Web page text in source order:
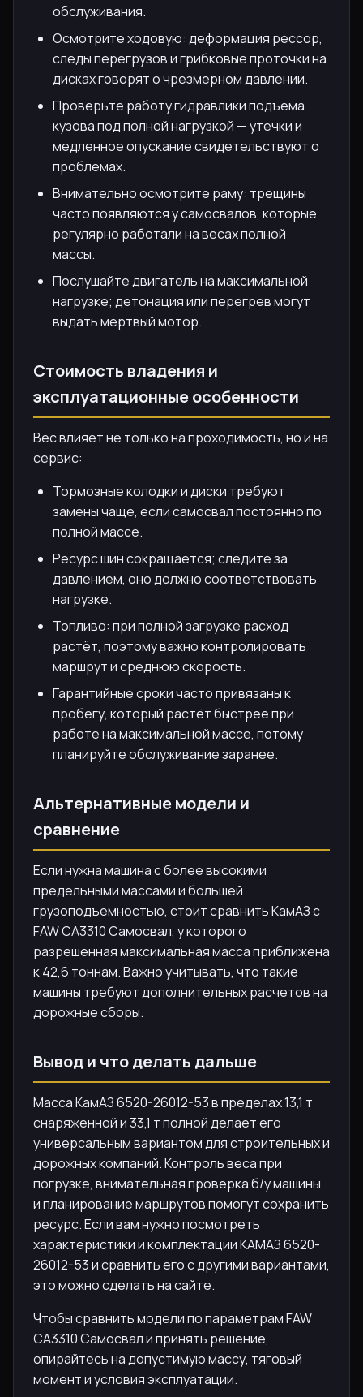
обслуживания.
Осмотрите ходовую: деформация рессор,
следы перегрузов и грибковые проточки на
дисках говорят о чрезмерном давлении.
Проверьте работу гидравлики подъема
кузова под полной нагрузкой — утечки и
медленное опускание свидетельствуют о
проблемах.
Внимательно осмотрите раму: трещины
часто появляются у самосвалов, которые
регулярно работали на весах полной
массы.
Послушайте двигатель на максимальной
нагрузке; детонация или перегрев могут
выдать мертвый мотор.
Стоимость владения и
эксплуатационные особенности
Вес влияет не только на проходимость, но и на
сервис:
Тормозные колодки и диски требуют
замены чаще, если самосвал постоянно по
полной массе.
Ресурс шин сокращается; следите за
давлением, оно должно соответствовать
нагрузке.
Топливо: при полной загрузке расход
растёт, поэтому важно контролировать
маршрут и среднюю скорость.
Гарантийные сроки часто привязаны к
пробегу, который растёт быстрее при
работе на максимальной массе, потому
планируйте обслуживание заранее.
Альтернативные модели и
сравнение
Если нужна машина с более высокими
предельными массами и большей
грузоподъемностью, стоит сравнить КамАЗ с
FAW CA3310 Самосвал, у которого
разрешенная максимальная масса приближена
к 42,6 тоннам. Важно учитывать, что такие
машины требуют дополнительных расчетов на
дорожные сборы.
Вывод и что делать дальше
Масса КамАЗ 6520-26012-53 в пределах 13,1 т
снаряженной и 33,1 т полной делает его
универсальным вариантом для строительных и
дорожных компаний. Контроль веса при
погрузке, внимательная проверка б/у машины
и планирование маршрутов помогут сохранить
ресурс. Если вам нужно посмотреть
характеристики и комплектации КАМАЗ 6520-
26012-53 и сравнить его с другими вариантами,
это можно сделать на сайте.
Чтобы сравнить модели по параметрам FAW
CA3310 Самосвал и принять решение,
опирайтесь на допустимую массу, тяговый
момент и условия эксплуатации.